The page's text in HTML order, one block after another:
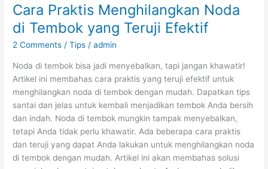
Cara Praktis Menghilangkan Noda
di Tembok yang Teruji Efektif
2 Comments /Tips /admin
Noda di tembok bisa jadi menyebalkan, tapi jangan khawatir!
Artikel ini membahas cara praktis yang teruji efektif untuk
menghilangkan noda di tembok dengan mudah. Dapatkan tips
santai dan jelas untuk kembali menjadikan tembok Anda bersih
dan indah. Noda di tembok mungkin tampak menyebalkan,
tetapi Anda tidak perlu khawatir. Ada beberapa cara praktis
dan teruji yang dapat Anda lakukan untuk menghilangkan noda
di tembok dengan mudah. Artikel ini akan membahas solusi